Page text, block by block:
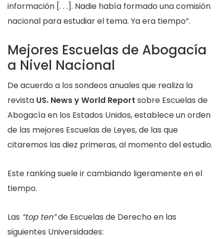
información [. . .]. Nadie había formado una comisión
nacional para estudiar el tema. Ya era tiempo”.
Mejores Escuelas de Abogacía
a Nivel Nacional
De acuerdo a los sondeos anuales que realiza la
revista US. News y World Report sobre Escuelas de
Abogacía en los Estados Unidos, establece un orden
de las mejores Escuelas de Leyes, de las que
citaremos las diez primeras, al momento del estudio.
Este ranking suele ir cambiando ligeramente en el
tiempo.
Las “top ten”de Escuelas de Derecho en las
siguientes Universidades: